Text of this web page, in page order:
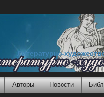
Литературно-
Авторы Новости